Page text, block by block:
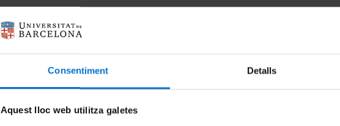
Consentiment Detalls
Aquest lloc web utilitza galetes